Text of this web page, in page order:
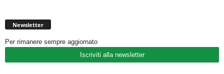
Newsletter
Per rimanere sempre aggiornato
Iscriviti alla newsletter